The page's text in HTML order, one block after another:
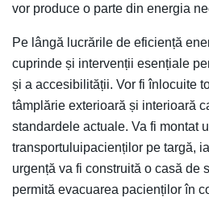
vor produce o parte din energia
Pe lângă lucrările de eficiență
cuprinde și intervenții esențiale
și a accesibilității. Vor fi înlocuite
tâmplărie exterioară și interioară
standardele actuale. Va fi montat
transportuluipacienților pe targă,
urgență va fi construită o casă de
permită evacuarea pacienților în